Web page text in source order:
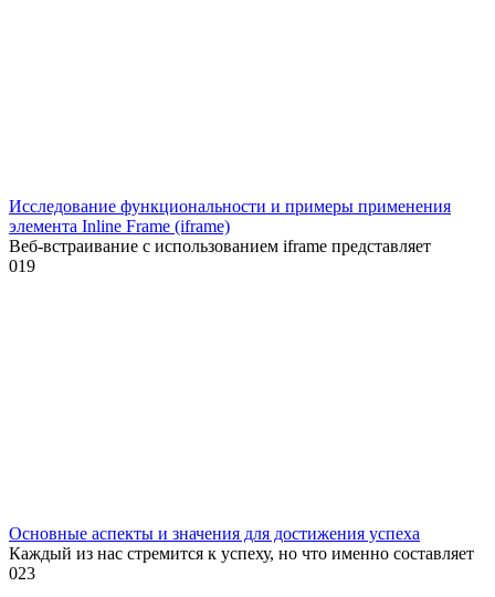
Исследование функциональности и примеры применения
элемента Inline Frame (iframe)
Веб-встраивание с использованием iframe представляет
019
Основные аспекты и значения для достижения успеха
Каждый из нас стремится к успеху, но что именно составляет
023